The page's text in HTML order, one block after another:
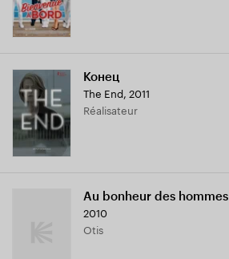
Конец
The End, 2011
Réalisateur
Au bonheur des hommes
2010
Otis